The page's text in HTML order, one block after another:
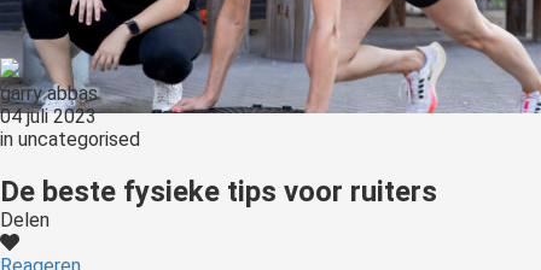
garry abbas
04 juli 2023
in uncategorised
De beste fysieke tips voor ruiters
Delen